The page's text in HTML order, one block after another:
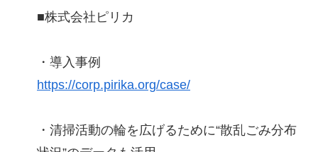
■株式会社ピリカ
・導入事例
https://corp.pirika.org/case/
・清掃活動の輪を広げるために“散乱ごみ分布